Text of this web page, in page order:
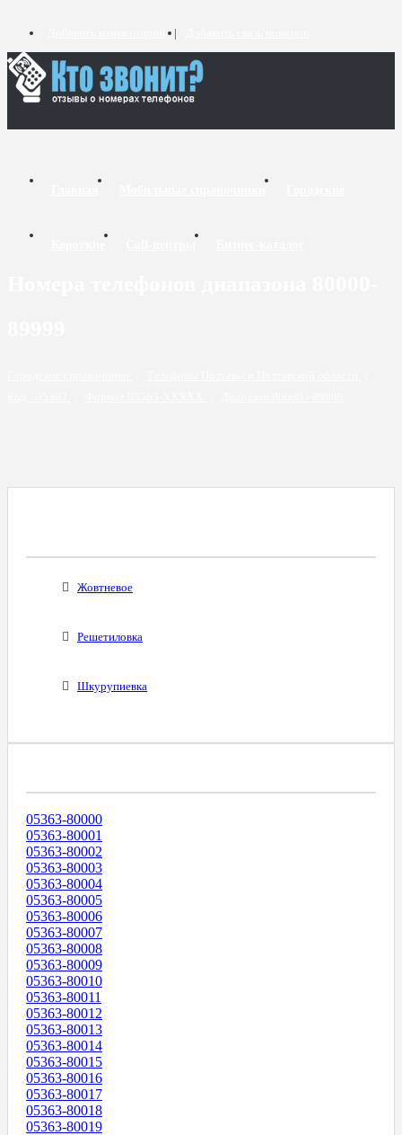
Жовтневое
Решетиловка
Шкурупиевка
05363-80000
05363-80001
05363-80002
05363-80003
05363-80004
05363-80005
05363-80006
05363-80007
05363-80008
05363-80009
05363-80010
05363-80011
05363-80012
05363-80013
05363-80014
05363-80015
05363-80016
05363-80017
05363-80018
05363-80019